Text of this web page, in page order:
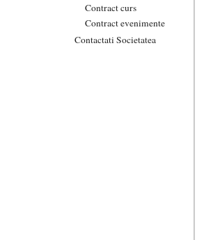
Contract curs
Contract evenimente
Contactati Societatea